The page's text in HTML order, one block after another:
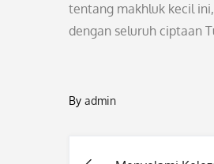
tentang makhluk kecil
dengan seluruh ciptaan
By admin